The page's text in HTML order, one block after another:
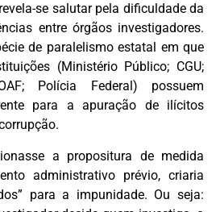
se salutar pela dificuldade da
entre órgãos investigadores.
de paralelismo estatal em que
(Ministério Público; CGU;
Polícia Federal) possuem
para a apuração de ilícitos
a propositura de medida
administrativo prévio, criaria
para a impunidade. Ou seja: